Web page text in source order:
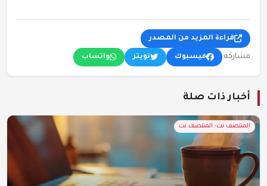
قراءة المزيد من المصدر
مشاركة: فيسبوك تويتر واتساب
أخبار ذات صلة
المنتصف نت- المنتصف نت